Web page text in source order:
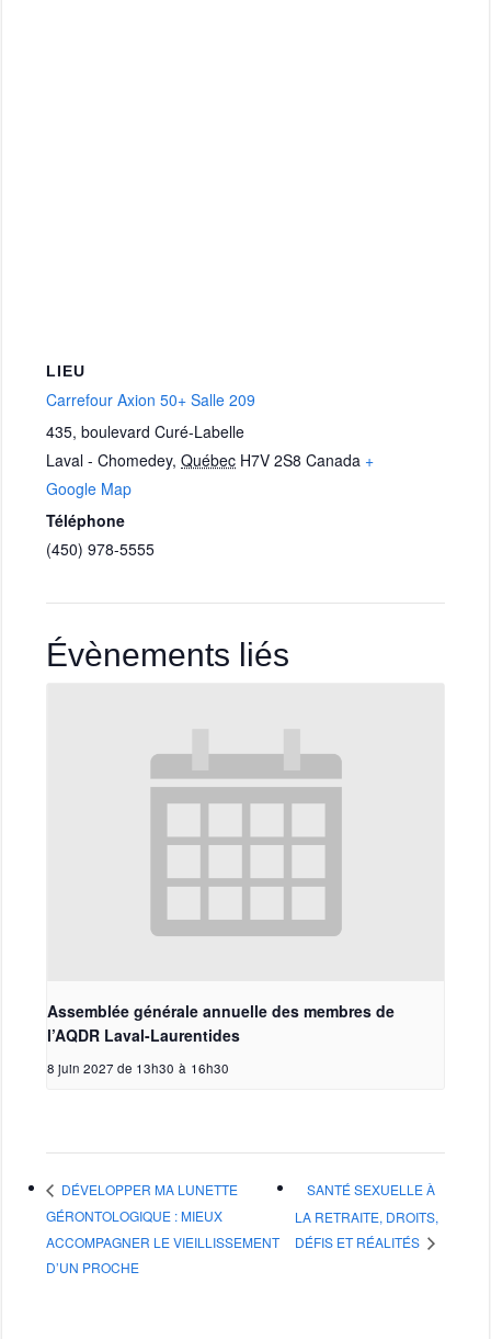
LIEU
Carrefour Axion 50+ Salle 209
435, boulevard Curé-Labelle
Laval - Chomedey, Québec H7V 2S8 Canada +
Google Map
Téléphone
(450) 978-5555
Évènements liés
Assemblée générale annuelle des membres de
l’AQDR Laval-Laurentides
8 juin 2027 de 13h30 à 16h30
DÉVELOPPER MA LUNETTE
GÉRONTOLOGIQUE : MIEUX
ACCOMPAGNER LE VIEILLISSEMENT
D’UN PROCHE
SANTÉ SEXUELLE À
LA RETRAITE, DROITS,
DÉFIS ET RÉALITÉS